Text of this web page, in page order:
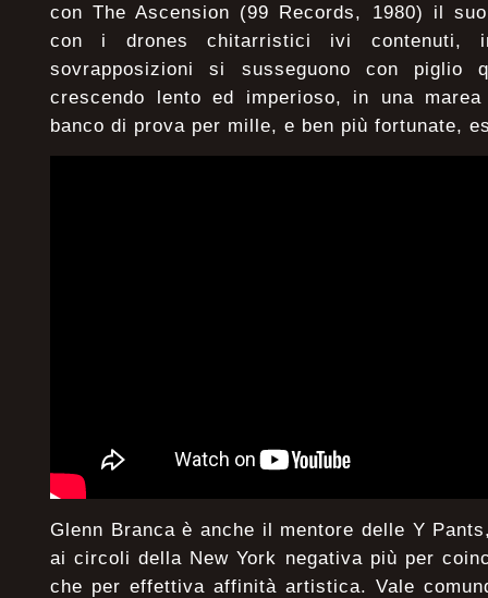
con The Ascension (99 Records, 1980) il
con i drones chitarristici ivi contenuti,
sovrapposizioni si susseguono con piglio
crescendo lento ed imperioso, in una
banco di prova per mille, e ben più fortunate,
Glenn Branca è anche il mentore delle Y
ai circoli della New York negativa più per
che per effettiva affinità artistica. Vale